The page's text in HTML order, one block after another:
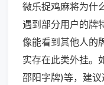
微乐捉鸡麻将为什
遇到部分用户的牌
像能看到其他人的
实存在此类外挂。
邵阳字牌)等，建议